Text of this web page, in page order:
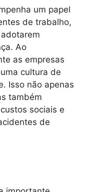
um papel
de trabalho,
Ao
as empresas
cultura de
Isso não apenas
também
sociais e
de